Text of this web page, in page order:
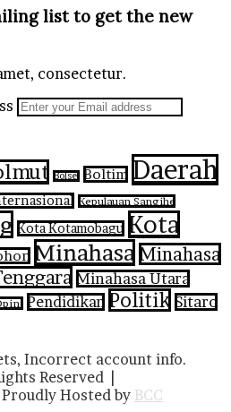
list to get the new
consectetur.
Bolsel Boltim Daerah
Kepulauan Sangihe
Kota Kotamobagu Kota
Minahasa Minahasa
Minahasa Utara
Pendidikan Politik Sitaro
Incorrect account info.
Reserved |
| Proudly Hosted by BCC